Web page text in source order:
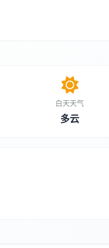
白天天气
多云